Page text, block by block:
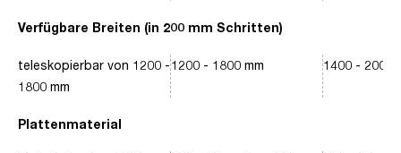
Verfügbare Breiten (in 200 mm Schritten)
Plattenmaterial
teleskopierbar von 1200 -
1800 mm
1200 - 1800 mm 1400 - 2000